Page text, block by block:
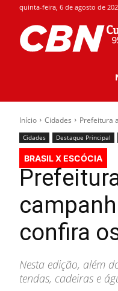
quinta-feira, 6 de agosto de
Início Cidades Prefeitura
Cidades Destaque Principal
BRASIL X ESCÓCIA
confira
Nesta edição, além
tendas, cadeiras e